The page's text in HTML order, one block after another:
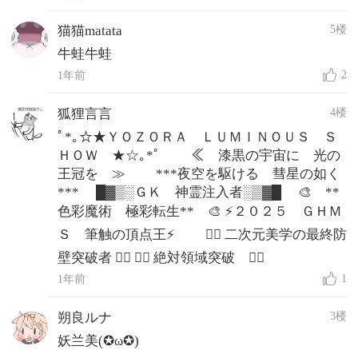
猫猫matata 5楼
牛蛙牛蛙
1年前 2
狐狸言言 4楼
ﾟ*｡☆★ＹＯＺＯＲＡ ＬＵＭＩＮＯＵＳ Ｓ
ＨＯＷ ★☆｡*ﾟ ≪ 漆黒の宇宙に 光の
王冠を ≫ ***夜空を駆ける 彗星の如く
*** █▓▒░ＧＫ 神霊注入者░▒▓█ 🎨 **
色彩魔術 極彩転生** 🎨 ⚡２０２５ ＧＨＭ
Ｓ 筆触の頂点王⚡ ❤️‍🔥 二次元美学の最終防
壁突破者 ❤️‍🔥 ❤️‍🔥 絶対領域突破 ❤️‍🔥
1年前 1
朔良ルナ 3楼
妖兰美(✪ω✪)